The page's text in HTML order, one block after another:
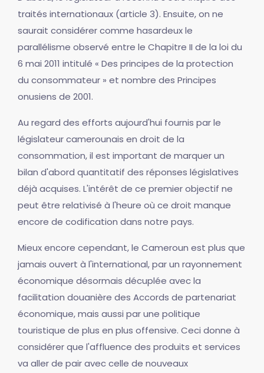
traités internationaux (article 3). Ensuite, on ne
saurait considérer comme hasardeux le
parallélisme observé entre le Chapitre II de la loi du
6 mai 2011 intitulé « Des principes de la protection
du consommateur » et nombre des Principes
onusiens de 2001.
Au regard des efforts aujourd'hui fournis par le
législateur camerounais en droit de la
consommation, il est important de marquer un
bilan d'abord quantitatif des réponses législatives
déjà acquises. L'intérêt de ce premier objectif ne
peut être relativisé à l'heure où ce droit manque
encore de codification dans notre pays.
Mieux encore cependant, le Cameroun est plus que
jamais ouvert à l'international, par un rayonnement
économique désormais décuplée avec la
facilitation douanière des Accords de partenariat
économique, mais aussi par une politique
touristique de plus en plus offensive. Ceci donne à
considérer que l'affluence des produits et services
va aller de pair avec celle de nouveaux